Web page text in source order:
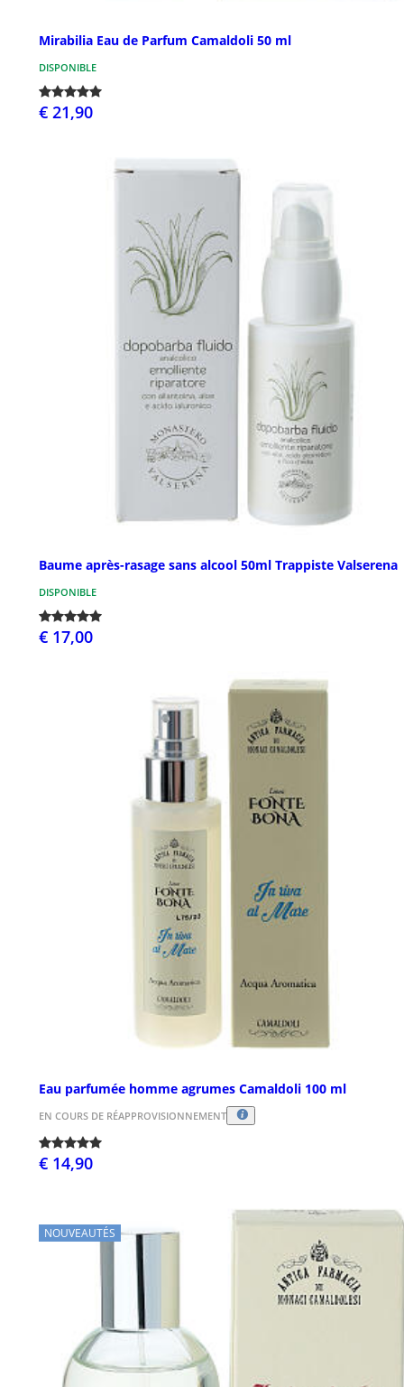
Mirabilia Eau de Parfum Camaldoli 50 ml
DISPONIBLE
€ 21,90
Baume après-rasage sans alcool 50ml Trappiste Valserena
DISPONIBLE
€ 17,00
Eau parfumée homme agrumes Camaldoli 100 ml
EN COURS DE RÉAPPROVISIONNEMENT
€ 14,90
NOUVEAUTÉS